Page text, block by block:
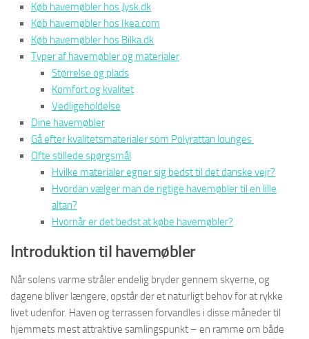
Køb havemøbler hos Jysk.dk
Køb havemøbler hos Ikea.com
Køb havemøbler hos Bilka.dk
Typer af havemøbler og materialer
Størrelse og plads
Komfort og kvalitet
Vedligeholdelse
Dine havemøbler
Gå efter kvalitetsmaterialer som Polyrattan lounges
Ofte stillede spørgsmål
Hvilke materialer egner sig bedst til det danske vejr?
Hvordan vælger man de rigtige havemøbler til en lille
altan?
Hvornår er det bedst at købe havemøbler?
Introduktion til havemøbler
Når solens varme stråler endelig bryder gennem skyerne, og
dagene bliver længere, opstår der et naturligt behov for at rykke
livet udenfor. Haven og terrassen forvandles i disse måneder til
hjemmets mest attraktive samlingspunkt – en ramme om både